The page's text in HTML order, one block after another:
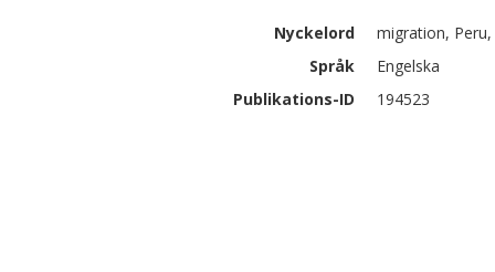
Nyckelord
migration,
Språk
Engelska
Publikations-ID
194523